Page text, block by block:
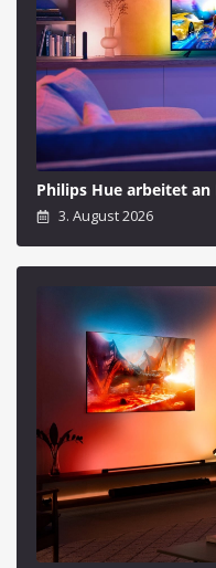
Philips Hue arbeitet
3. August 2026